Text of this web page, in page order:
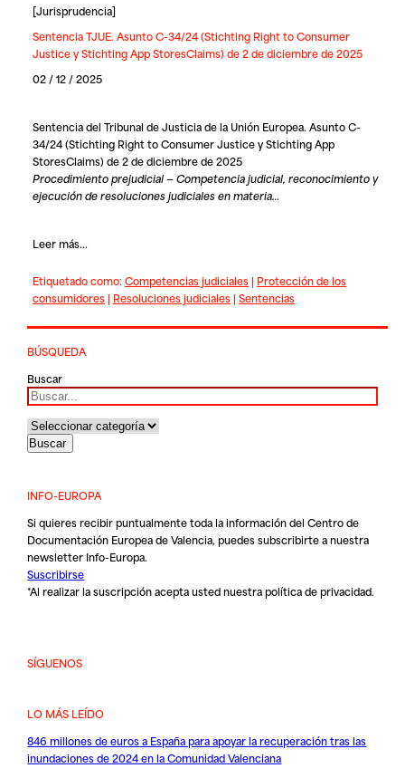
[Jurisprudencia]
Sentencia TJUE. Asunto C-34/24 (Stichting Right to Consumer
Justice y Stichting App StoresClaims) de 2 de diciembre de 2025
02 / 12 / 2025
Sentencia del Tribunal de Justicia de la Unión Europea. Asunto C-
34/24 (Stichting Right to Consumer Justice y Stichting App
StoresClaims) de 2 de diciembre de 2025
Procedimiento prejudicial — Competencia judicial, reconocimiento y
ejecución de resoluciones judiciales en materia…
Leer más...
Etiquetado como:Competencias judiciales| Protección de los
consumidores| Resoluciones judiciales| Sentencias
BÚSQUEDA
Buscar
INFO-EUROPA
Si quieres recibir puntualmente toda la información del Centro de
Documentación Europea de Valencia, puedes subscribirte a nuestra
newsletter Info-Europa.
Suscribirse
*Al realizar la suscripción acepta usted nuestrapolítica de privacidad.
SÍGUENOS
LO MÁS LEÍDO
846 millones de euros a España para apoyar la recuperación tras las
inundaciones de 2024 en la Comunidad Valenciana